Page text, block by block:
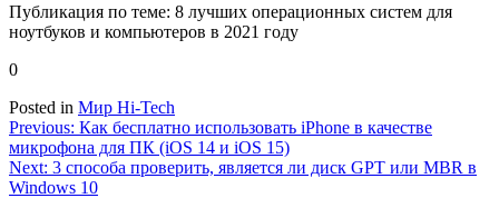
Публикация по теме: 8 лучших операционных систем для
ноутбуков и компьютеров в 2021 году
0
Posted in Мир Hi-Tech
Навигация
по
записям
Previous: Как бесплатно использовать iPhone в качестве
микрофона для ПК (iOS 14 и iOS 15)
Next: 3 способа проверить, является ли диск GPT или MBR в
Windows 10